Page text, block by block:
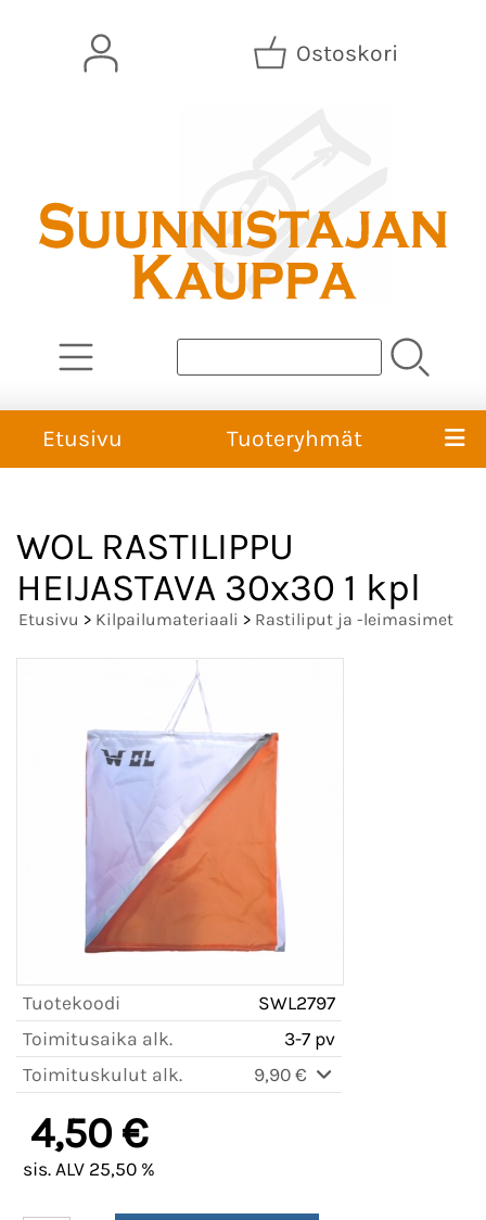
Ostoskori
Etusivu Tuoteryhmät
WOL RASTILIPPU
HEIJASTAVA 30x30 1 kpl
Etusivu > Kilpailumateriaali > Rastiliput ja -leimasimet
Tuotekoodi
SWL2797
Toimitusaika alk.
3-7 pv
Toimituskulut alk.
9,90 €
4,50 €
sis. ALV 25,50 %